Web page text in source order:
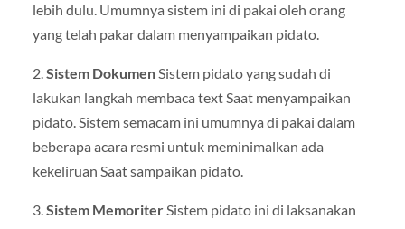
lebih dulu. Umumnya sistem ini di pakai oleh orang
yang telah pakar dalam menyampaikan pidato.
2.Sistem DokumenSistem pidato yang sudah di
lakukan langkah membaca text Saat menyampaikan
pidato. Sistem semacam ini umumnya di pakai dalam
beberapa acara resmi untuk meminimalkan ada
kekeliruan Saat sampaikan pidato.
3.Sistem MemoriterSistem pidato ini di laksanakan